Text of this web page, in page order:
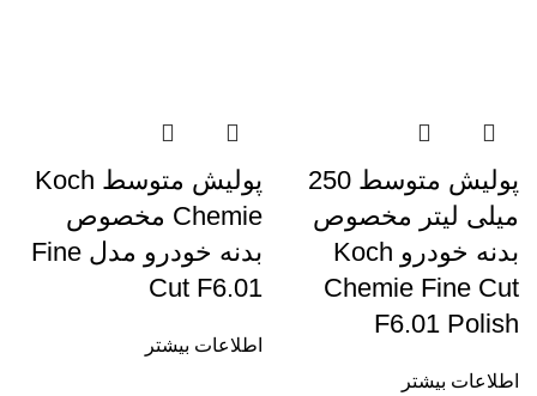
پولیش متوسط 250
میلی لیتر مخصوص
بدنه خودرو Koch
Chemie Fine Cut
F6.01 Polish
اطلاعات بیشتر
پولیش متوسط Koch
Chemie مخصوص
بدنه خودرو مدل Fine
Cut F6.01
اطلاعات بیشتر